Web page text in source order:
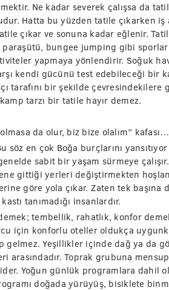
Ne kadar severek çalışsa da
Hatta bu yüzden tatile çıkarken iş
çıkar ve sonuna kadar eğlenir.
paraşütü, bungee jumping gibi
yapmaya yönlendirir. Soğuk
kendi gücünü test edebileceği bir
tarafını bir şekilde
tarzı bir tatile hayır demez.
da olur, biz bize olalım” kafası…
söz en çok Boğa burçlarını
sabit bir yaşam sürmeye
gittiği yerleri değiştirmekten
göre yola çıkar. Zaten tek
tanımadığı insanlardır.
tembellik, rahatlık, konfor
için konforlu oteller oldukça
gelmez. Yeşillikler içinde dağ ya da
arasındadır. Toprak grubuna
Yoğun günlük programlara dahil
doğada yürüyüş, bisiklete